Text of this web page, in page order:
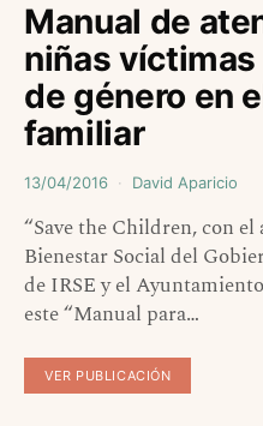
Manual de
niñas
de género en
familiar
13/04/2016 David Aparicio
“Save the Children, con
Bienestar Social del
de IRSE y el
este “Manual para…
VER PUBLICACIÓN